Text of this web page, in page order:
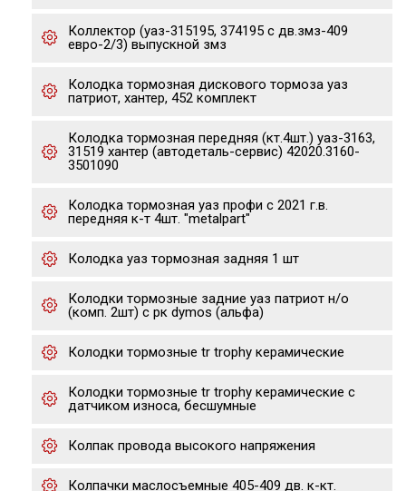
Коллектор (уаз-315195, 374195 с дв.змз-409
евро-2/3) выпускной змз
Колодка тормозная дискового тормоза уаз
патриот, хантер, 452 комплект
Колодка тормозная передняя (кт.4шт.) уаз-3163,
31519 хантер (автодеталь-сервис) 42020.3160-
3501090
Колодка тормозная уаз профи с 2021 г.в.
передняя к-т 4шт. "metalpart"
Колодка уаз тормозная задняя 1 шт
Колодки тормозные задние уаз патриот н/о
(комп. 2шт) с рк dymos (альфа)
Колодки тормозные tr trophy керамические
Колодки тормозные tr trophy керамические с
датчиком износа, бесшумные
Колпак провода высокого напряжения
Колпачки маслосъемные 405-409 дв. к-кт.